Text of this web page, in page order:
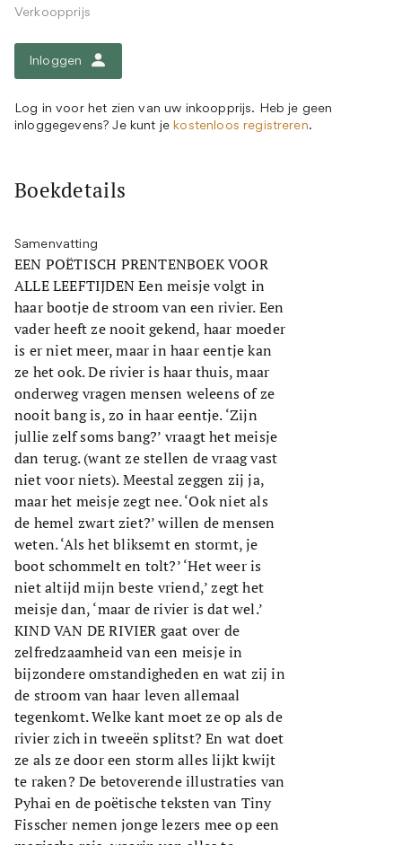
Verkoopprijs
Inloggen
Log in voor het zien van uw inkoopprijs. Heb je geen
inloggegevens? Je kunt je kostenloos registreren.
Boekdetails
Samenvatting
EEN POËTISCH PRENTENBOEK VOOR
ALLE LEEFTIJDEN Een meisje volgt in
haar bootje de stroom van een rivier. Een
vader heeft ze nooit gekend, haar moeder
is er niet meer, maar in haar eentje kan
ze het ook. De rivier is haar thuis, maar
onderweg vragen mensen weleens of ze
nooit bang is, zo in haar eentje. ‘Zijn
jullie zelf soms bang?’ vraagt het meisje
dan terug. (want ze stellen de vraag vast
niet voor niets). Meestal zeggen zij ja,
maar het meisje zegt nee. ‘Ook niet als
de hemel zwart ziet?’ willen de mensen
weten. ‘Als het bliksemt en stormt, je
boot schommelt en tolt?’ ‘Het weer is
niet altijd mijn beste vriend,’ zegt het
meisje dan, ‘maar de rivier is dat wel.’
KIND VAN DE RIVIER gaat over de
zelfredzaamheid van een meisje in
bijzondere omstandigheden en wat zij in
de stroom van haar leven allemaal
tegenkomt. Welke kant moet ze op als de
rivier zich in tweeën splitst? En wat doet
ze als ze door een storm alles lijkt kwijt
te raken? De betoverende illustraties van
Pyhai en de poëtische teksten van Tiny
Fisscher nemen jonge lezers mee op een